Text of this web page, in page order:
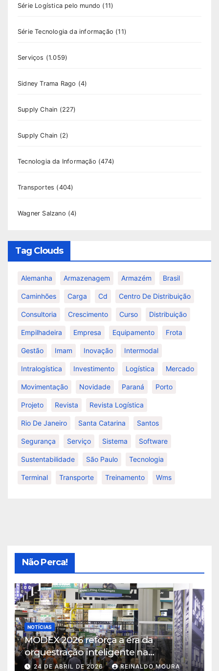
Série Logística pelo mundo (11)
Série Tecnologia da informação (11)
Serviços (1.059)
Sidney Trama Rago (4)
Supply Chain (227)
Supply Chain (2)
Tecnologia da Informação (474)
Transportes (404)
Wagner Salzano (4)
Tag Clouds
Alemanha Armazenagem Armazém Brasil
Caminhões Carga Cd Centro De Distribuição
Consultoria Crescimento Curso Distribuição
Empilhadeira Empresa Equipamento Frota
Gestão Imam Inovação Intermodal
Intralogística Investimento Logística Mercado
Movimentação Novidade Paraná Porto
Projeto Revista Revista Logística
Rio De Janeiro Santa Catarina Santos
Segurança Serviço Sistema Software
Sustentabilidade São Paulo Tecnologia
Terminal Transporte Treinamento Wms
Não Perca!
NOTÍCIAS
MODEX 2026 reforça a era da
orquestração inteligente na
intralogística
24 DE ABRIL DE 2026 REINALDO MOURA